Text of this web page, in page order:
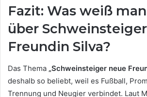
Fazit: Was weiß
über
Freundin Silva?
Das Thema „Schweinsteiger neue
deshalb so beliebt, weil es Fußball,
Trennung und Neugier verbindet. Laut